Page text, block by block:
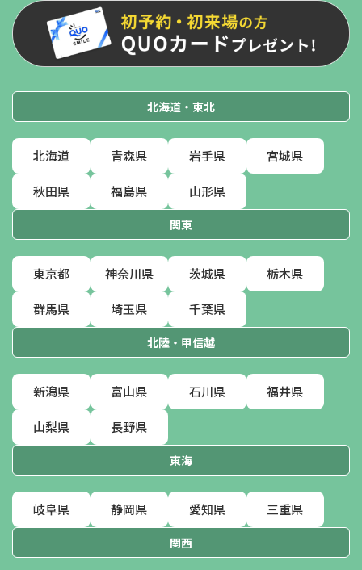
北海道・東北
北海道 青森県 岩手県 宮城県
秋田県 福島県 山形県
関東
東京都 神奈川県 茨城県 栃木県
群馬県 埼玉県 千葉県
北陸・甲信越
新潟県 富山県 石川県 福井県
山梨県 長野県
東海
岐阜県 静岡県 愛知県 三重県
関西